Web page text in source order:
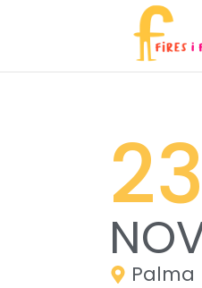
23
Palma